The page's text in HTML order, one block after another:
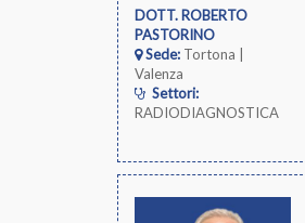
DOTT. ROBERTO
PASTORINO
Sede:Tortona |
Valenza
Settori:
RADIODIAGNOSTICA